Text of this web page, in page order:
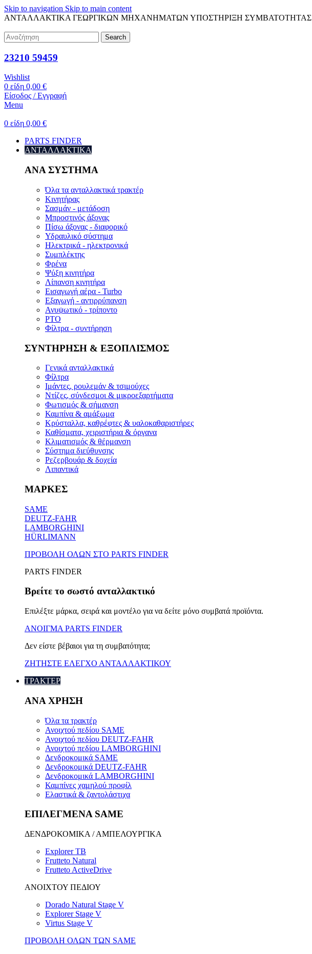
Skip to navigation Skip to main content
ΑΝΤΑΛΛΑΚΤΙΚΑ ΓΕΩΡΓΙΚΩΝ ΜΗΧΑΝΗΜΑΤΩΝ ΥΠΟΣΤΗΡΙΞΗ ΣΥΜΒΑΤΟΤΗΤΑΣ
Search
23210 59459
Wishlist
0 είδη 0,00 €
Είσοδος / Εγγραφή
Menu
0 είδη 0,00 €
PARTS FINDER
ΑΝΤΑΛΛΑΚΤΙΚΑ
ΑΝΑ ΣΥΣΤΗΜΑ
Όλα τα ανταλλακτικά τρακτέρ
Κινητήρας
Σασμάν - μετάδοση
Μπροστινός άξονας
Πίσω άξονας - διαφορικό
Υδραυλικό σύστημα
Ηλεκτρικά - ηλεκτρονικά
Συμπλέκτης
Φρένα
Ψύξη κινητήρα
Λίπανση κινητήρα
Εισαγωγή αέρα - Turbo
Εξαγωγή - αντιρρύπανση
Ανυψωτικό - τρίποντο
PTO
Φίλτρα - συντήρηση
ΣΥΝΤΗΡΗΣΗ & ΕΞΟΠΛΙΣΜΟΣ
Γενικά ανταλλακτικά
Φίλτρα
Ιμάντες, ρουλεμάν & τσιμούχες
Ντίζες, σύνδεσμοι & μικροεξαρτήματα
Φωτισμός & σήμανση
Καμπίνα & αμάξωμα
Κρύσταλλα, καθρέφτες & υαλοκαθαριστήρες
Καθίσματα, χειριστήρια & όργανα
Κλιματισμός & θέρμανση
Σύστημα διεύθυνσης
Ρεζερβουάρ & δοχεία
Λιπαντικά
ΜΑΡΚΕΣ
SAME
DEUTZ-FAHR
LAMBORGHINI
HÜRLIMANN
ΠΡΟΒΟΛΗ ΟΛΩΝ ΣΤΟ PARTS FINDER
PARTS FINDER
Βρείτε το σωστό ανταλλακτικό
Επιλέξτε μάρκα, σειρά και μοντέλο για να δείτε μόνο συμβατά προϊόντα.
ΑΝΟΙΓΜΑ PARTS FINDER
Δεν είστε βέβαιοι για τη συμβατότητα;
ΖΗΤΗΣΤΕ ΕΛΕΓΧΟ ΑΝΤΑΛΛΑΚΤΙΚΟΥ
ΤΡΑΚΤΕΡ
ΑΝΑ ΧΡΗΣΗ
Όλα τα τρακτέρ
Ανοιχτού πεδίου SAME
Ανοιχτού πεδίου DEUTZ-FAHR
Ανοιχτού πεδίου LAMBORGHINI
Δενδροκομικά SAME
Δενδροκομικά DEUTZ-FAHR
Δενδροκομικά LAMBORGHINI
Καμπίνες χαμηλού προφίλ
Ελαστικά & ζαντολάστιχα
ΕΠΙΛΕΓΜΕΝΑ SAME
ΔΕΝΔΡΟΚΟΜΙΚΑ / ΑΜΠΕΛΟΥΡΓΙΚΑ
Explorer TB
Frutteto Natural
Frutteto ActiveDrive
ΑΝΟΙΧΤΟΥ ΠΕΔΙΟΥ
Dorado Natural Stage V
Explorer Stage V
Virtus Stage V
ΠΡΟΒΟΛΗ ΟΛΩΝ ΤΩΝ SAME